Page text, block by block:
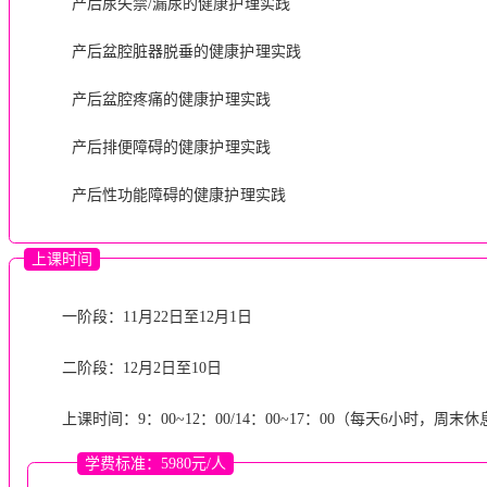
产后尿失禁/漏尿的健康护理实践
产后盆腔脏器脱垂的健康护理实践
产后盆腔疼痛的健康护理实践
产后排便障碍的健康护理实践
产后性功能障碍的健康护理实践
上课时间
一阶段：11月22日至12月1日
二阶段：12月2日至10日
上课时间：9：00~12：00/14：00~17：00（每天6小时，周末休
学费标准：5980元/人